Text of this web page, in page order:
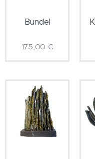
Bundel
175,00 €